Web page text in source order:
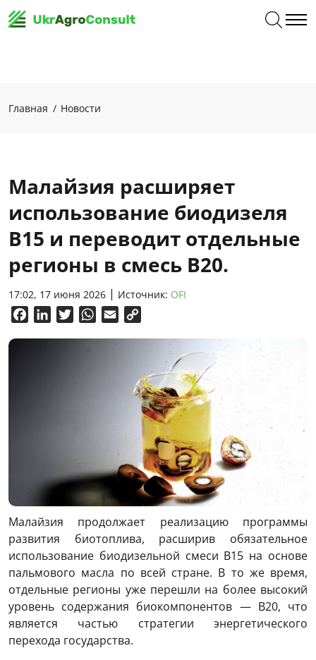
Главная Новости
Малайзия расширяет
использование биодизеля
B15 и переводит отдельные
регионы в смесь B20.
17:02, 17 июня 2026 Источник: OFI
FacebookLinkedInTwitterWhatsApp
Email
Малайзия продолжает реализацию программы
развития биотоплива, расширив обязательное
использование биодизельной смеси B15 на основе
пальмового масла по всей стране. В то же время,
отдельные регионы уже перешли на более высокий
уровень содержания биокомпонентов — B20, что
является частью стратегии энергетического
перехода государства.